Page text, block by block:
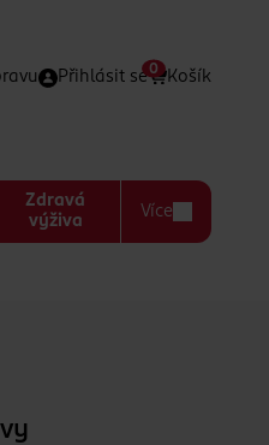
Přihlásit se Košík
0
Zdravá
výživa
Více